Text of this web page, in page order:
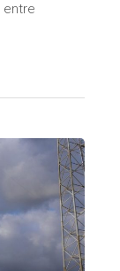
entre